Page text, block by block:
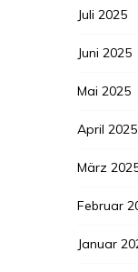
Juli 2025
Juni 2025
Mai 2025
April 2025
März
Februar
Januar